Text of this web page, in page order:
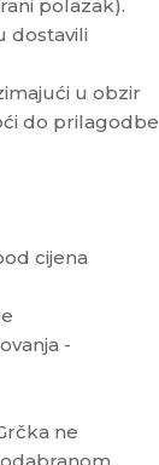
polazak).
dostavili
u obzir
do prilagodbe
cijena
-
ne